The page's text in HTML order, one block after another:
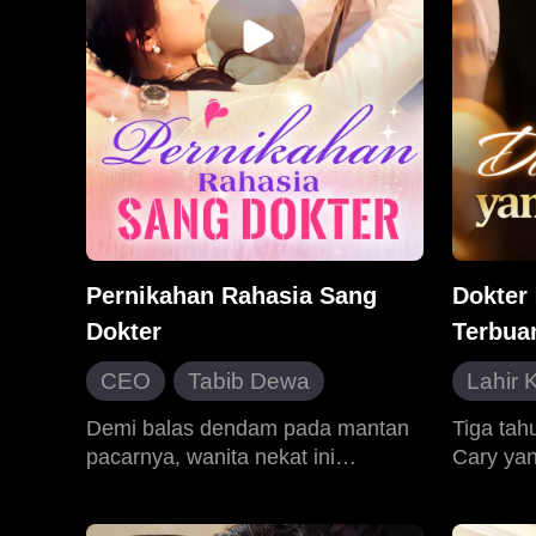
mereka
para
tua itu,
Salah
tua,
sebagai
dirinya
....
Pernikahan Rahasia Sang
Dokter
CEO
Tabib Dewa
Cinta Satu Malam
Identitas Tersembunyi
Demi balas dendam pada mantan
pacarnya, wanita nekat ini
Dokter
Lahir
Balas
Tiga
Cary